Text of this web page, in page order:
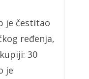
je čestitao
ređenja,
30
je